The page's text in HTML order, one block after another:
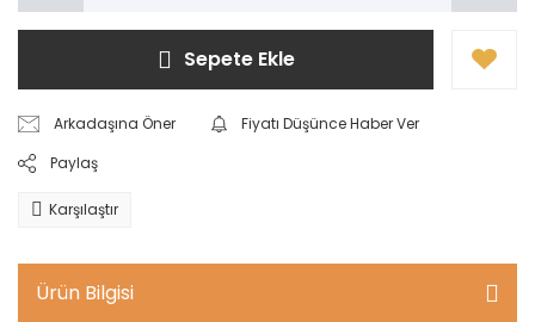
Sepete Ekle
Arkadaşına Öner
Fiyatı Düşünce Haber Ver
Paylaş
Karşılaştır
Ürün Bilgisi